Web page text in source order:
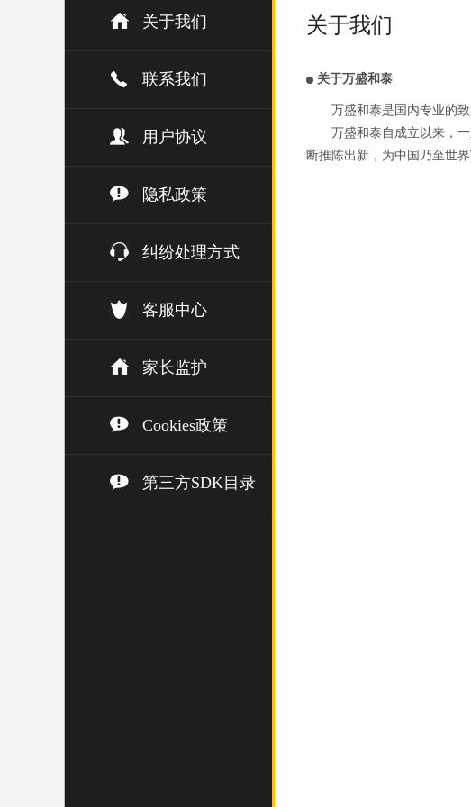
关于我们
联系我们
用户协议
隐私政策
纠纷处理方式
客服中心
家长监护
Cookies政策
第三方SDK目录
关于我们
关于万盛和泰
万盛和泰是国内专业的
万盛和泰自成立以来，
断推陈出新，为中国乃至世